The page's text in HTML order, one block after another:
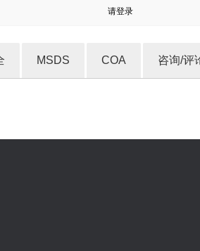
请登录
MSDS COA 咨询/评